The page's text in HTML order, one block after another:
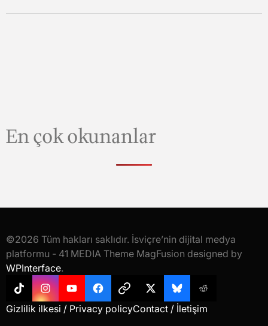
En çok okunanlar
©2026 Tüm hakları saklıdır. İsviçre’nin dijital medya
platformu - 41 MEDIA Theme MagFusion designed by
WPInterface.
TiktokInstagramYouTubeFacebookThreads
X BlueskyReddit
Gizlilik ilkesi / Privacy policyContact / İletişim